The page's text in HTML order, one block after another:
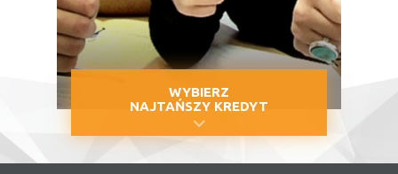
WYBIERZ
NAJTAŃSZY KREDYT